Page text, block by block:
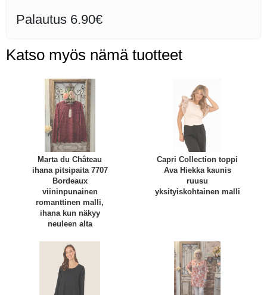
Palautus 6.90€
Katso myös nämä tuotteet
Marta du Château
ihana pitsipaita 7707
Bordeaux
viininpunainen
romanttinen malli,
ihana kun näkyy
neuleen alta
Capri Collection toppi
Ava Hiekka kaunis
ruusu
yksityiskohtainen malli